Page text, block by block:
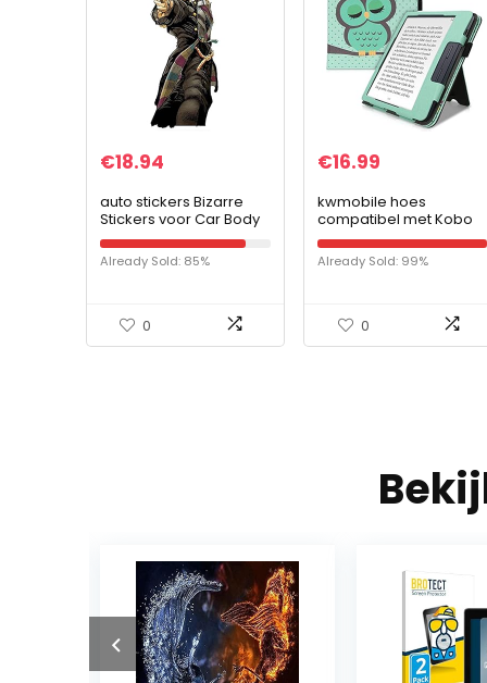
€18.94
auto stickers Bizarre
Stickers voor Car Body
Fridge Helm Cup Wall
Auto Decoration
LapToop Decal (Color
Already Sold: 85%
0
€16.99
kwmobile hoes
compatibel met Kobo
Libra H2O – Hoesje voor
ereader in
turquoise/bruin/mintgr
Already Sold: 99%
0